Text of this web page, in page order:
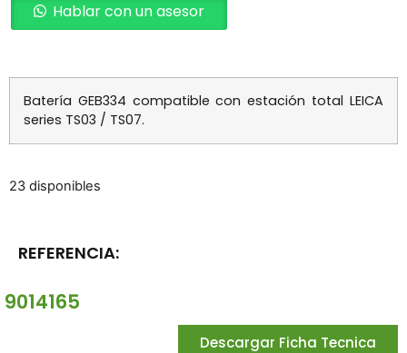
Hablar con un asesor
Batería GEB334 compatible con estación total LEICA
series TS03 / TS07.
23 disponibles
REFERENCIA:
9014165
Descargar Ficha Tecnica